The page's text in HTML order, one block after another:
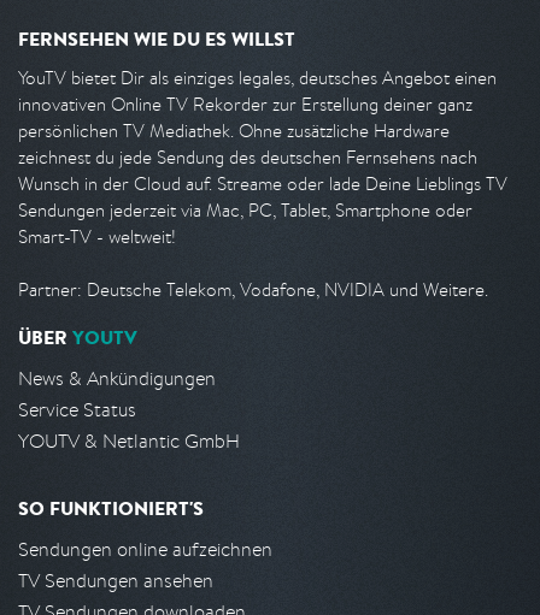
FERNSEHEN WIE DU ES WILLST
YouTV bietet Dir als einziges legales, deutsches Angebot einen
innovativen Online TV Rekorder zur Erstellung deiner ganz
persönlichen TV Mediathek. Ohne zusätzliche Hardware
zeichnest du jede Sendung des deutschen Fernsehens nach
Wunsch in der Cloud auf. Streame oder lade Deine Lieblings TV
Sendungen jederzeit via Mac, PC, Tablet, Smartphone oder
Smart-TV - weltweit!
Partner: Deutsche Telekom, Vodafone, NVIDIA und Weitere.
ÜBER YOUTV
News & Ankündigungen
Service Status
YOUTV & Netlantic GmbH
SO FUNKTIONIERT'S
Sendungen online aufzeichnen
TV Sendungen ansehen